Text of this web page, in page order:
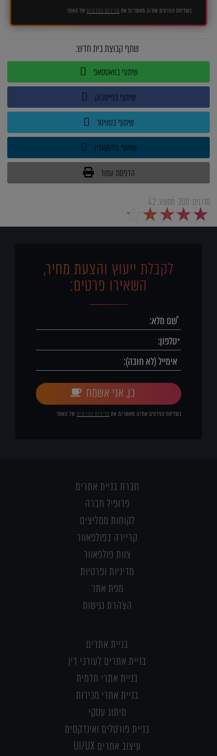
בשליחת הפרטים את/ה מאשר/ת את מדיניות הפרטיות של האתר
שתף קבוצת בית חדש:
שיתוף בוואטסאפ
שיתוף בפייסבוק
שיתוף בטוויטר
שיתוף בלינקאדין
הדפסת עמוד
מדרגים: 200 ממוצע: 4.2
1
2
3
4
לקבלת ייעוץ והצעת מחיר,
השאירו פרטים:
כן, אני אשמח
בשליחת הפרטים את/ה מאשר/ת את מדיניות הפרטיותשל האתר
חברת בניית אתרים
פרופיל חברה
לקוחות ממליצים
קריירה בפולפאוור
צוות פולפאוור
מדיניות ופרטיות
מפת אתר
הצהרת נגישות
בניית אתרים
בניית אתרים לעורכי דין
בניית אתרי תדמית
בניית אתרי מכירות
מיתוג עסקי
בניית פורטלים ואינדקסים
עיצוב אתרים UI/UX